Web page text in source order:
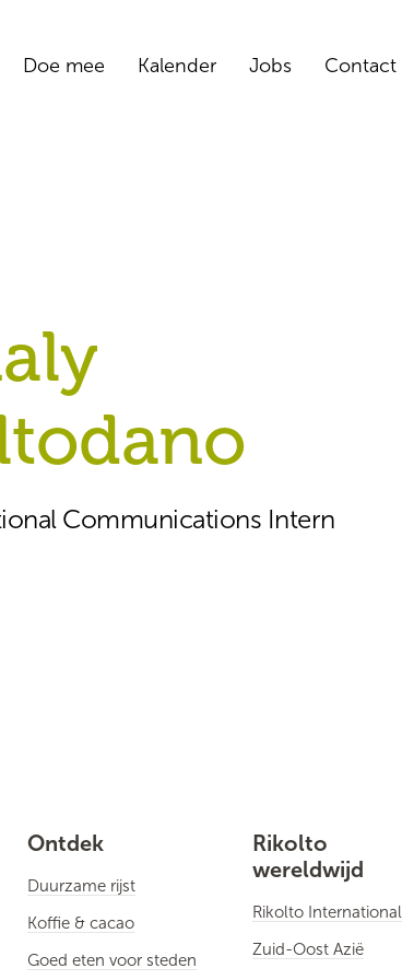
Doe mee Kalender Jobs Contact
Communications Intern
Ontdek
Duurzame rijst
Koffie & cacao
Goed eten voor steden
Rikolto
wereldwijd
Rikolto International
Zuid-Oost Azië